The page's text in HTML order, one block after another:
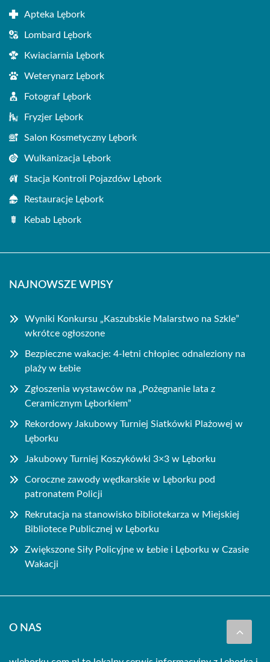
Apteka Lębork
Lombard Lębork
Kwiaciarnia Lębork
Weterynarz Lębork
Fotograf Lębork
Fryzjer Lębork
Salon Kosmetyczny Lębork
Wulkanizacja Lębork
Stacja Kontroli Pojazdów Lębork
Restauracje Lębork
Kebab Lębork
NAJNOWSZE WPISY
Wyniki Konkursu „Kaszubskie Malarstwo na Szkle”
wkrótce ogłoszone
Bezpieczne wakacje: 4-letni chłopiec odnaleziony na
plaży w Łebie
Zgłoszenia wystawców na „Pożegnanie lata z
Ceramicznym Lęborkiem”
Rekordowy Jakubowy Turniej Siatkówki Plażowej w
Lęborku
Jakubowy Turniej Koszykówki 3×3 w Lęborku
Coroczne zawody wędkarskie w Lęborku pod
patronatem Policji
Rekrutacja na stanowisko bibliotekarza w Miejskiej
Bibliotece Publicznej w Lęborku
Zwiększone Siły Policyjne w Łebie i Lęborku w Czasie
Wakacji
O NAS